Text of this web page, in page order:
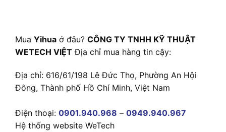
Mua Yihua ở đâu? CÔNG TY TNHH KỸ THUẬT
WETECH VIỆT Địa chỉ mua hàng tin cậy:
Địa chỉ: 616/61/198 Lê Đức Thọ, Phường An Hội
Đông, Thành phố Hồ Chí Minh, Việt Nam
Điện thoại: 0901.940.968 – 0949.940.967
Hệ thống website WeTech